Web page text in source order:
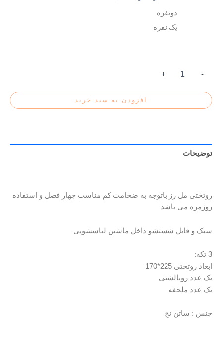
دونفره
یک نفره
-
+
افزودن به سبد خرید
توضیحات
روتختی مل رز باتوجه به ضخامت کم مناسب چهار فصل و استفاده
روزمره می باشد
سبک و قابل شستشو داخل ماشین لباسشویی
3 تکه:
ابعاد روتختی 225*170
یک عدد روبالشتی
یک عدد ملحفه
جنس : ساتن نخ